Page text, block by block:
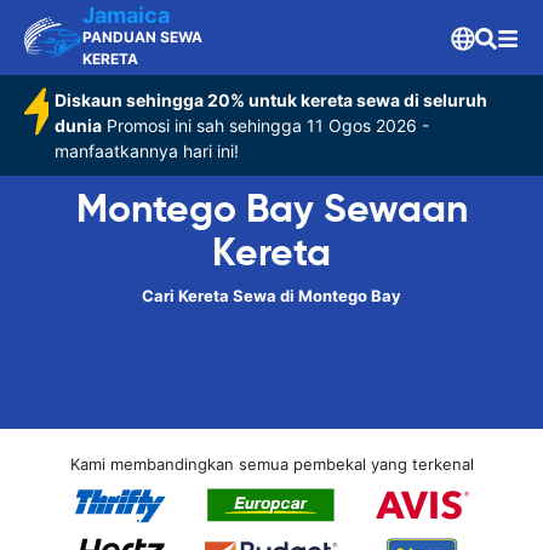
Jamaica
PANDUAN SEWA
KERETA
Diskaun sehingga 20% untuk kereta sewa di seluruh
dunia Promosi ini sah sehingga 11 Ogos 2026 -
manfaatkannya hari ini!
Montego Bay Sewaan
Kereta
Cari Kereta Sewa di Montego Bay
Kami membandingkan semua pembekal yang terkenal